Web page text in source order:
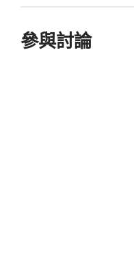
參與討論